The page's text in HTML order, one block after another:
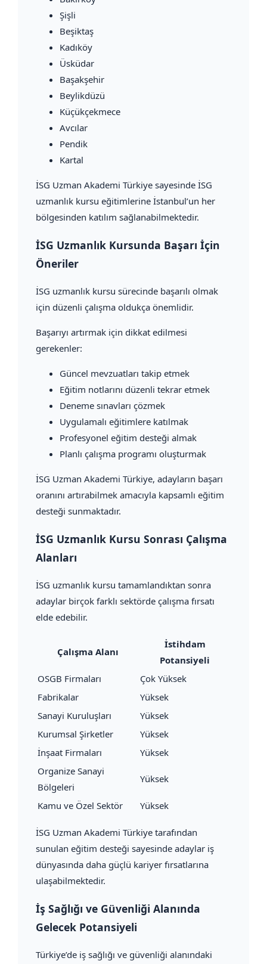
Şişli
Beşiktaş
Kadıköy
Üsküdar
Başakşehir
Beylikdüzü
Küçükçekmece
Avcılar
Pendik
Kartal
İSG Uzman Akademi Türkiye sayesinde İSG
uzmanlık kursu eğitimlerine İstanbul’un her
bölgesinden katılım sağlanabilmektedir.
İSG Uzmanlık Kursunda Başarı İçin
Öneriler
İSG uzmanlık kursu sürecinde başarılı olmak
için düzenli çalışma oldukça önemlidir.
Başarıyı artırmak için dikkat edilmesi
gerekenler:
Güncel mevzuatları takip etmek
Eğitim notlarını düzenli tekrar etmek
Deneme sınavları çözmek
Uygulamalı eğitimlere katılmak
Profesyonel eğitim desteği almak
Planlı çalışma programı oluşturmak
İSG Uzman Akademi Türkiye, adayların başarı
oranını artırabilmek amacıyla kapsamlı eğitim
desteği sunmaktadır.
İSG Uzmanlık Kursu Sonrası Çalışma
Alanları
İSG uzmanlık kursu tamamlandıktan sonra
adaylar birçok farklı sektörde çalışma fırsatı
elde edebilir.
Çalışma Alanı
İstihdam
Potansiyeli
OSGB Firmaları
Çok Yüksek
Fabrikalar
Yüksek
Sanayi Kuruluşları
Yüksek
Kurumsal Şirketler
Yüksek
İnşaat Firmaları
Yüksek
Organize Sanayi
Bölgeleri
Yüksek
Kamu ve Özel Sektör Yüksek
İSG Uzman Akademi Türkiye tarafından
sunulan eğitim desteği sayesinde adaylar iş
dünyasında daha güçlü kariyer fırsatlarına
ulaşabilmektedir.
İş Sağlığı ve Güvenliği Alanında
Gelecek Potansiyeli
Türkiye’de iş sağlığı ve güvenliği alanındaki